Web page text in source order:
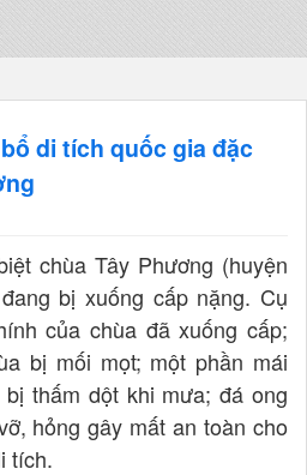
di tích quốc gia đặc
chùa Tây Phương (huyện
bị xuống cấp nặng. Cụ
của chùa đã xuống cấp;
bị mối mọt; một phần mái
thấm dột khi mưa; đá ong
hỏng gây mất an toàn cho
tích.